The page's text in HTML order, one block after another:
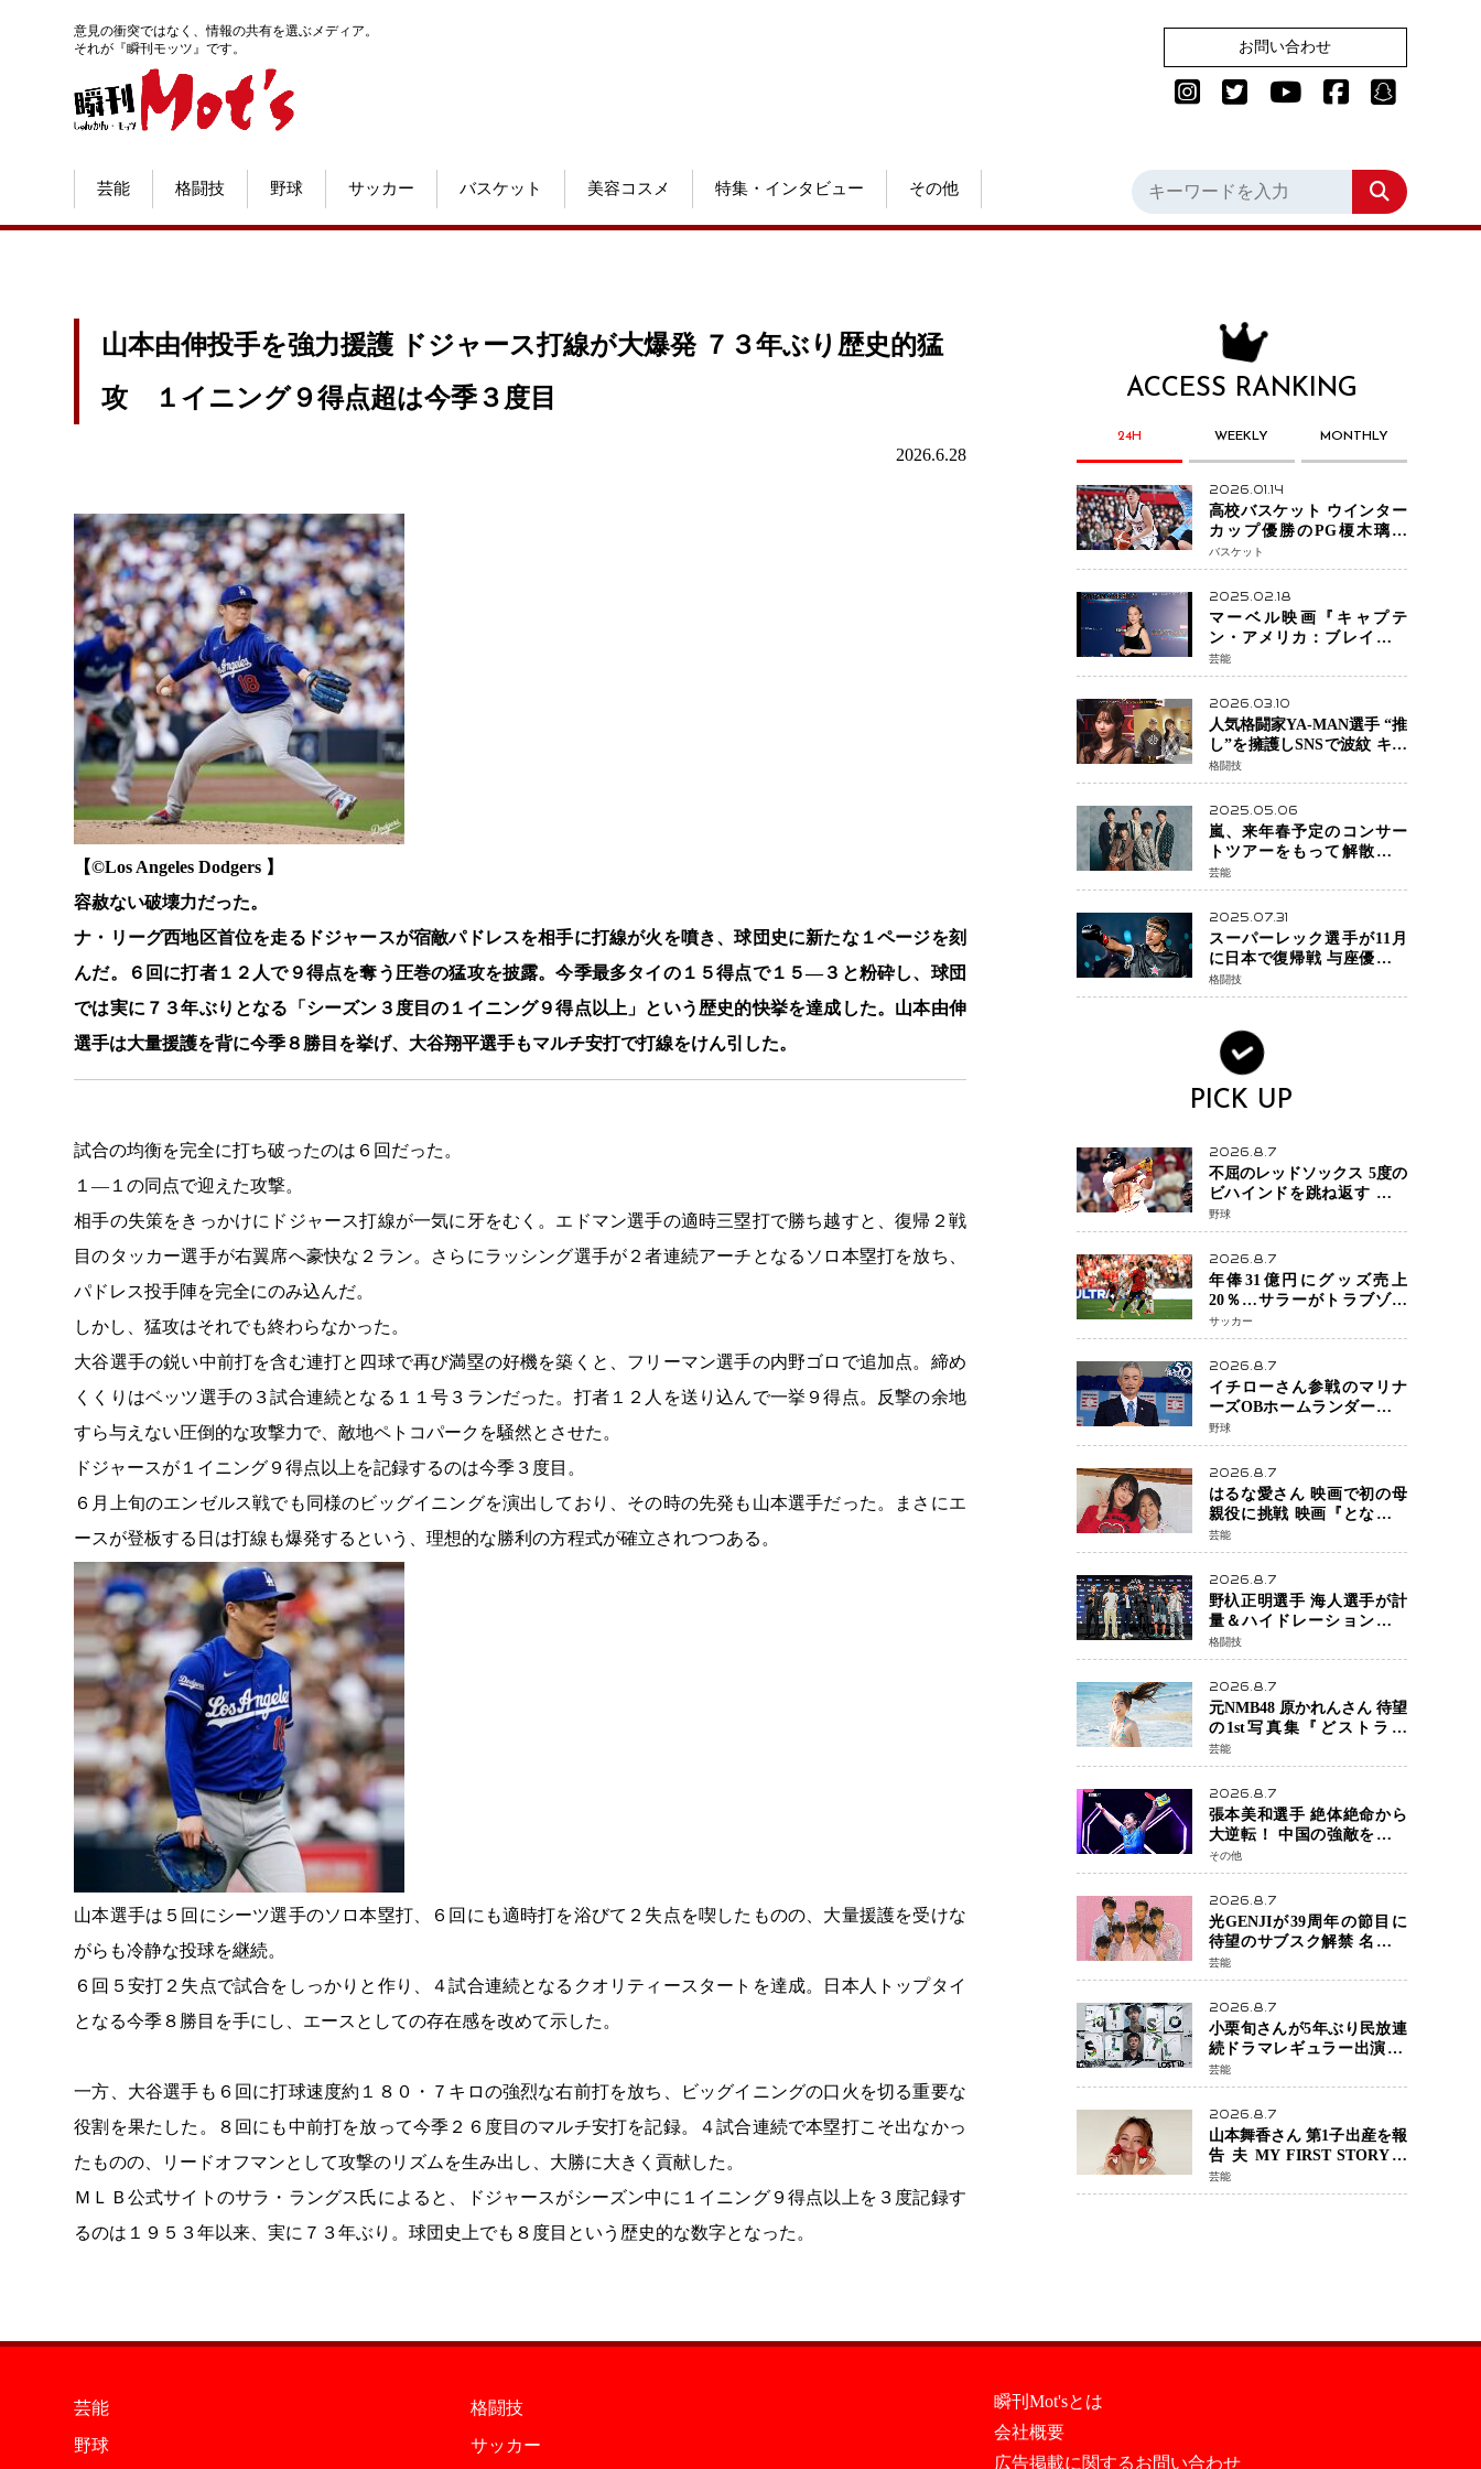
意見の衝突ではなく、情報の共有を選ぶメディア。
それが『瞬刊モッツ』です。
お問い合わせ
芸能 格闘技 野球 サッカー バスケット 美容コスメ 特集・インタビュー その他
山本由伸投手を強力援護 ドジャース打線が大爆発 ７３年ぶり歴史的猛
攻 １イニング９得点超は今季３度目
2026.6.28
【©️Los Angeles Dodgers 】
容赦ない破壊力だった。
ナ・リーグ西地区首位を走るドジャースが宿敵パドレスを相手に打線が火を噴き、球団史に新たな１ページを刻
んだ。６回に打者１２人で９得点を奪う圧巻の猛攻を披露。今季最多タイの１５得点で１５―３と粉砕し、球団
では実に７３年ぶりとなる「シーズン３度目の１イニング９得点以上」という歴史的快挙を達成した。山本由伸
選手は大量援護を背に今季８勝目を挙げ、大谷翔平選手もマルチ安打で打線をけん引した。
試合の均衡を完全に打ち破ったのは６回だった。
１―１の同点で迎えた攻撃。
相手の失策をきっかけにドジャース打線が一気に牙をむく。エドマン選手の適時三塁打で勝ち越すと、復帰２戦
目のタッカー選手が右翼席へ豪快な２ラン。さらにラッシング選手が２者連続アーチとなるソロ本塁打を放ち、
パドレス投手陣を完全にのみ込んだ。
しかし、猛攻はそれでも終わらなかった。
大谷選手の鋭い中前打を含む連打と四球で再び満塁の好機を築くと、フリーマン選手の内野ゴロで追加点。締め
くくりはベッツ選手の３試合連続となる１１号３ランだった。打者１２人を送り込んで一挙９得点。反撃の余地
すら与えない圧倒的な攻撃力で、敵地ペトコパークを騒然とさせた。
ドジャースが１イニング９得点以上を記録するのは今季３度目。
６月上旬のエンゼルス戦でも同様のビッグイニングを演出しており、その時の先発も山本選手だった。まさにエ
ースが登板する日は打線も爆発するという、理想的な勝利の方程式が確立されつつある。
山本選手は５回にシーツ選手のソロ本塁打、６回にも適時打を浴びて２失点を喫したものの、大量援護を受けな
がらも冷静な投球を継続。
６回５安打２失点で試合をしっかりと作り、４試合連続となるクオリティースタートを達成。日本人トップタイ
となる今季８勝目を手にし、エースとしての存在感を改めて示した。
一方、大谷選手も６回に打球速度約１８０・７キロの強烈な右前打を放ち、ビッグイニングの口火を切る重要な
役割を果たした。８回にも中前打を放って今季２６度目のマルチ安打を記録。４試合連続で本塁打こそ出なかっ
たものの、リードオフマンとして攻撃のリズムを生み出し、大勝に大きく貢献した。
ＭＬＢ公式サイトのサラ・ラングス氏によると、ドジャースがシーズン中に１イニング９得点以上を３度記録す
るのは１９５３年以来、実に７３年ぶり。球団史上でも８度目という歴史的な数字となった。
ACCESS RANKING
24H WEEKLY MONTHLY
2026.01.14
高校バスケット ウインター
カップ優勝のPG榎木璃旺
（えのき・りお）がプロの
現場へ―。
バスケット
2025.02.18
マーベル映画『キャプテ
ン・アメリカ：ブレイブ・
ニュー・ワールド』 新ブラ
ック・ウィドウ役のシラ・
ハースとは！？
芸能
2026.03.10
人気格闘家YA-MAN選手 “推
し”を擁護しSNSで波紋 キャ
バクラ番組騒動に参戦…結
果的にPR効果も？
格闘技
2025.05.06
嵐、来年春予定のコンサー
トツアーをもって解散 フ
ァンクラブも2026年5月末で
活動終了
芸能
2025.07.31
スーパーレック選手が11月
に日本で復帰戦 与座優貴選
手との激突に「すべての技
術を見せたい」
格闘技
PICK UP
2026.8.7
不屈のレッドソックス 5度の
ビハインドを跳ね返す 延長
13回サヨナラ勝ち 吉田正尚
選手も2安打1打点で貢献 4得
点以上は驚異の28連勝
野球
2026.8.7
年俸31億円にグッズ売上
20％…サラーがトラブゾン
スポル加入 世界サッカーは
「五大リーグ一強」から新
時代へ
サッカー
2026.8.7
イチローさん参戦のマリナ
ーズOBホームランダービー
が無料生配信 北米ならで
はの“魅せる興行”に世界が
注目
野球
2026.8.7
はるな愛さん 映画で初の母
親役に挑戦 映画『となりの
とらんす少女ちゃん』11月7
日公開 未来の自分との対話
を描く注目作
芸能
2026.8.7
野杁正明選手 海人選手が計
量＆ハイドレーションテス
トをクリア「ONE
SAMURAI 2」決戦へ万全の
準備整う
格闘技
2026.8.7
元NMB48 原かれんさん 待望
の1st写真集『どストライ
ク』発売決定 バリで魅せる
25歳の新境地
芸能
2026.8.7
張本美和選手 絶体絶命から
大逆転！ 中国の強敵を撃破
しWTT横浜でベスト8進出
その他
2026.8.7
光GENJIが39周年の節目に
待望のサブスク解禁 名曲の
数々がデジタル配信へ 40周
年へ向け1年間で全作品を順
次公開
芸能
2026.8.7
小栗旬さんが5年ぶり民放連
続ドラマレギュラー出演 横
浜流星さんと初共演
『LOST10』で異色バディ結
成
芸能
2026.8.7
山本舞香さん 第1子出産を報
告 夫 MY FIRST STORYの
Hiroさんとの新たな家族生
活「母子ともに健康」
芸能
芸能
格闘技
野球
サッカー
瞬刊Mot'sとは
会社概要
広告掲載に関するお問い合わせ